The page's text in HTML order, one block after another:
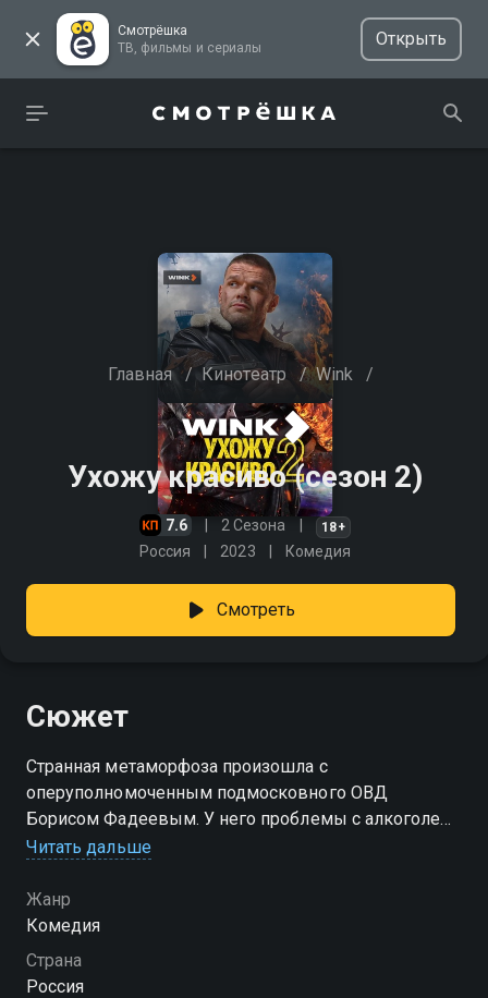
Смотрёшка
ТВ, фильмы и сериалы
Открыть
Главная / Кинотеатр / Wink /
Ухожу красиво (сезон 2)
7.6 2 Сезона 18+
Россия 2023 Комедия
Смотреть
Сюжет
Странная метаморфоза произошла с
оперуполномоченным подмосковного ОВД
Борисом Фадеевым. У него проблемы с алкоголем,
депрессия и сложная ситуация в семье. Тихий борец
которого было спихнуть с себя ответственность на
других и ничего не делать, преображается до
неузнаваемости. Теперь Борис энергично берётся за
самые опасные дела, постоянно подвергая свою
Читать дальше
Жанр
Комедия
Страна
Россия